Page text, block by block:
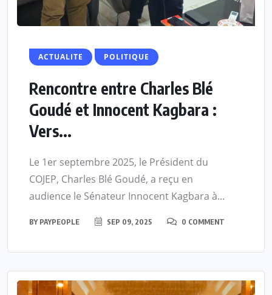
ACTUALITE POLITIQUE
Rencontre entre Charles Blé
Goudé et Innocent Kagbara :
Vers...
Le 1er septembre 2025, le Président du
COJEP, Charles Blé Goudé, a reçu en
audience le Sénateur Innocent Kagbara à...
BY PAYPEOPLE SEP 09, 2025 0 COMMENT